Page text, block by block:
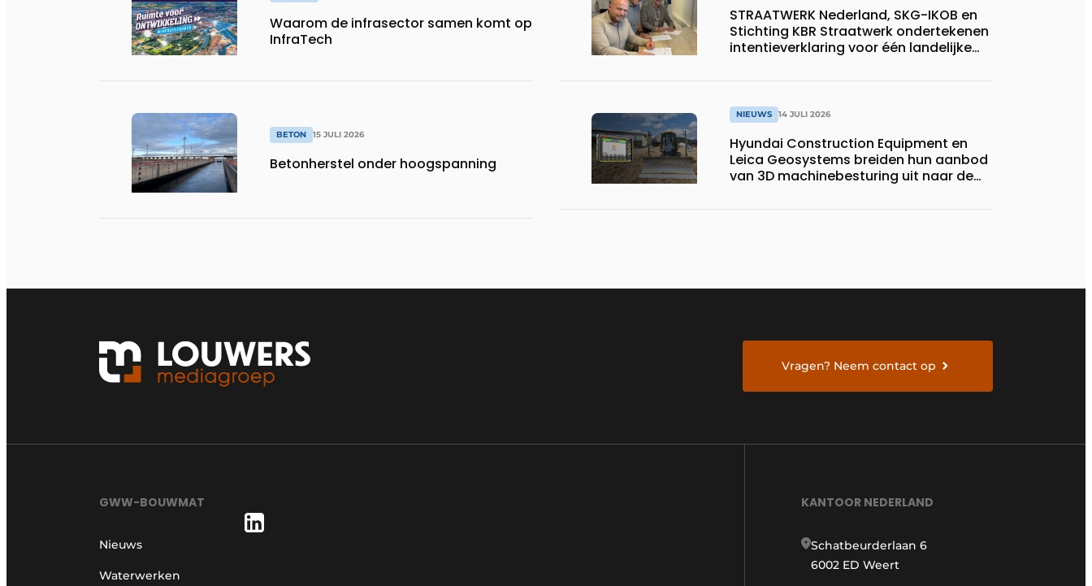
Waarom de infrasector samen komt op
InfraTech
BETON 15 JULI 2026
Betonherstel onder hoogspanning
STRAATWERK Nederland, SKG-IKOB en
Stichting KBR Straatwerk ondertekenen
intentieverklaring voor één landelijke
NIEUWS 14 JULI 2026
Hyundai Construction Equipment en
Leica Geosystems breiden hun aanbod
van 3D machinebesturing uit naar de
Vragen? Neem contact op
GWW-BOUWMAT
Nieuws
Waterwerken
KANTOOR NEDERLAND
Schatbeurderlaan 6
6002 ED Weert